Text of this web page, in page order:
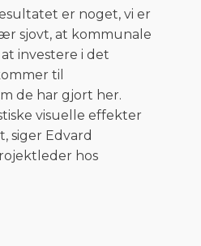
er noget, vi er
sjovt, at kommunale
investere i det
til
de har gjort her.
visuelle effekter
siger Edvard
hos